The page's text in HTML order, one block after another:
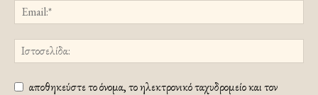
αποθηκεύστε το όνομα, το ηλεκτρονικό ταχυδρομείο και τον